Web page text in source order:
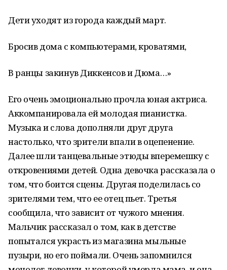
Дети уходят из города каждый март.
Бросив дома с компьютерами, кроватями,
В ранцы закинув Диккенсов и Дюма…»
Его очень эмоционально прочла юная актриса.
Аккомпанировала ей молодая пианистка.
Музыка и слова дополняли друг друга
настолько, что зрители впали в оцепенение.
Далее шли танцевальные этюды вперемешку с
откровениями детей. Одна девочка рассказала о
том, что боится сцены. Другая поделилась со
зрителями тем, что ее отец пьет. Третья
сообщила, что зависит от чужого мнения.
Мальчик рассказал о том, как в детстве
попытался украсть из магазина мыльные
пузыри, но его поймали. Очень запомнился